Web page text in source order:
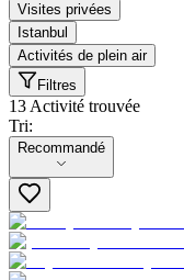
Visites privées
Istanbul
Activités de plein air
Filtres
13 Activité trouvée
Tri:
Tri:
Recommandé